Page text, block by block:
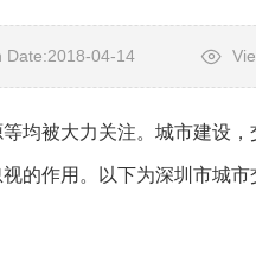
Date:2018-04-14
被大力关注。城市建设
的作用。以下为深圳市城